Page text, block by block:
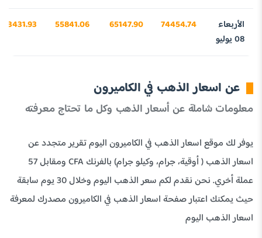
الأربعاء
08 يوليو
74454.74
65147.90
55841.06
43431.93
عن اسعار الذهب في الكاميرون
معلومات شاملة عن أسعار الذهب وكل ما تحتاج معرفته
يوفر لك موقع اسعار الذهب في الكاميرون اليوم تقرير متجدد عن
اسعار الذهب ( أوقية، جرام، وكيلو جرام) بالفرنك CFA ومقابل 57
عملة أخري. نحن نقدم لكم سعر الذهب اليوم وخلال 30 يوم سابقة
حيث يمكنك اعتبار صفحة اسعار الذهب في الكاميرون مصدرك لمعرفة
اسعار الذهب اليوم